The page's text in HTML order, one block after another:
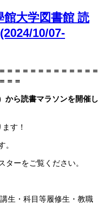
館大学図書館 読
10/07-
＝＝＝＝＝＝＝＝＝＝＝＝
＝＝
から読書マラソンを開催し
す！
。
ターをご覧ください。
生・科目等履修生・教職